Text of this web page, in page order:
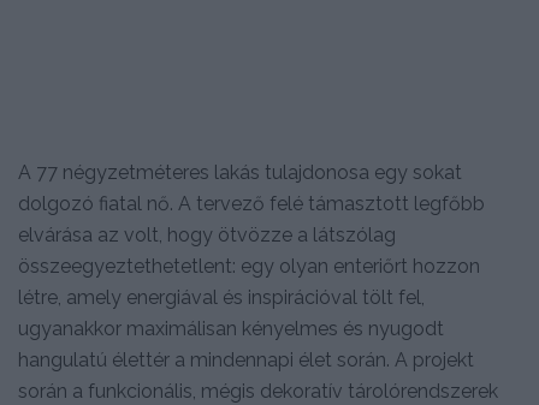
A 77 négyzetméteres lakás tulajdonosa egy sokat
dolgozó fiatal nő. A tervező felé támasztott legfőbb
elvárása az volt, hogy ötvözze a látszólag
összeegyeztethetetlent: egy olyan enteriőrt hozzon
létre, amely energiával és inspirációval tölt fel,
ugyanakkor maximálisan kényelmes és nyugodt
hangulatú élettér a mindennapi élet során. A projekt
során a funkcionális, mégis dekoratív tárolórendszerek